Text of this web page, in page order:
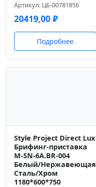
Артикул: ЦБ-00781856
20419,00 ₽
Подробнее
Style Project Direct Lux
Брифинг-приставка
M-SN-6A.BR-004
Белый/Нержавеющая
Сталь/Хром
1180*600*750